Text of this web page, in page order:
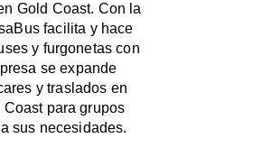
Gold Coast. Con la
facilita y hace
y furgonetas con
se expande
y traslados en
para grupos
sus necesidades.